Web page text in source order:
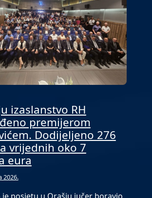
izaslanstvo RH
premijerom
Dodijeljeno 276
vrijednih oko 7
eura
2026.